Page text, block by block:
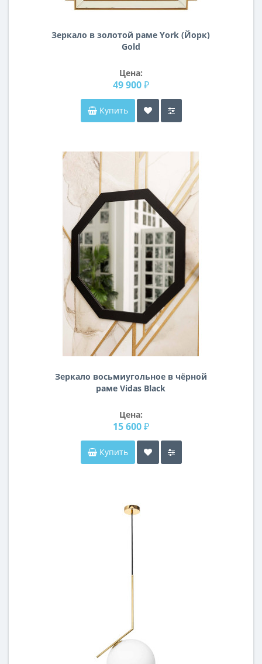
Зеркало в золотой раме York (Йорк)
Gold
Цена:
49 900 ₽
Купить
Зеркало восьмиугольное в чёрной
раме Vidas Black
Цена:
15 600 ₽
Купить